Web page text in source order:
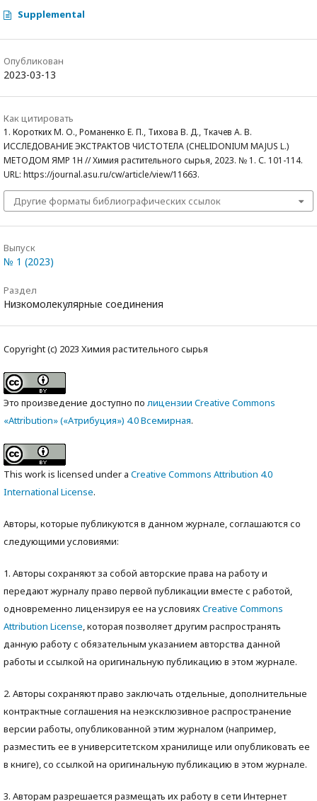
Supplemental
Опубликован
2023-03-13
Как цитировать
1. Коротких М. О., Романенко Е. П., Тихова В. Д., Ткачев А. В.
ИССЛЕДОВАНИЕ ЭКСТРАКТОВ ЧИСТОТЕЛА (CHELIDONIUM MAJUS L.)
МЕТОДОМ ЯМР 1H // Химия растительного сырья, 2023. № 1. С. 101-114.
URL: https://journal.asu.ru/cw/article/view/11663.
Другие форматы библиографических ссылок
Выпуск
№ 1 (2023)
Раздел
Низкомолекулярные соединения
Copyright (c) 2023 Химия растительного сырья
Это произведение доступно по лицензии Creative Commons
«Attribution» («Атрибуция») 4.0 Всемирная.
This work is licensed under a Creative Commons Attribution 4.0
International License.
Авторы, которые публикуются в данном журнале, соглашаются со
следующими условиями:
1. Авторы сохраняют за собой авторские права на работу и
передают журналу право первой публикации вместе с работой,
одновременно лицензируя ее на условияхCreative Commons
Attribution License, которая позволяет другим распространять
данную работу с обязательным указанием авторства данной
работы и ссылкой на оригинальную публикацию в этом журнале.
2. Авторы сохраняют право заключать отдельные, дополнительные
контрактные соглашения на неэксклюзивное распространение
версии работы, опубликованной этим журналом (например,
разместить ее в университетском хранилище или опубликовать ее
в книге), со ссылкой на оригинальную публикацию в этом журнале.
3. Авторам разрешается размещать их работу в сети Интернет